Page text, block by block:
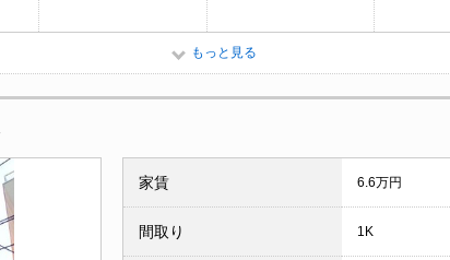
もっと見る
家賃 6.6万円
間取り 1K